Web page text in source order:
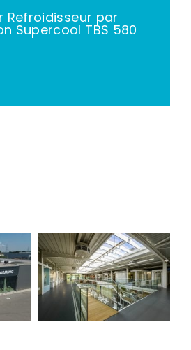
Refroidisseur par
Supercool TBS 580